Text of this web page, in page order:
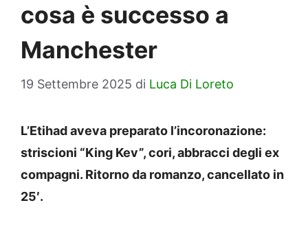
cosa è successo a
Manchester
19 Settembre 2025 di Luca Di Loreto
L’Etihad aveva preparato l’incoronazione:
striscioni “King Kev”, cori, abbracci degli ex
compagni. Ritorno da romanzo, cancellato in
25′.